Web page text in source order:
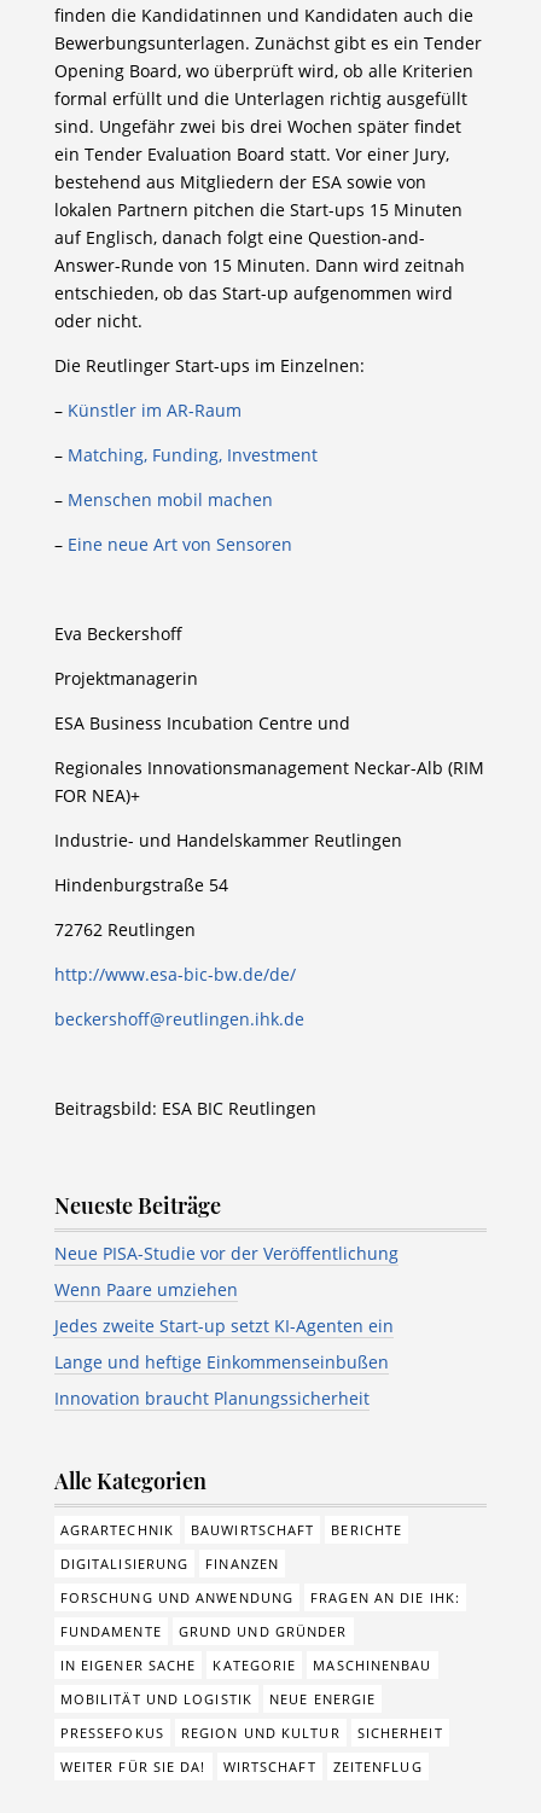
finden die Kandidatinnen und Kandidaten auch die
Bewerbungsunterlagen. Zunächst gibt es ein Tender
Opening Board, wo überprüft wird, ob alle Kriterien
formal erfüllt und die Unterlagen richtig ausgefüllt
sind. Ungefähr zwei bis drei Wochen später findet
ein Tender Evaluation Board statt. Vor einer Jury,
bestehend aus Mitgliedern der ESA sowie von
lokalen Partnern pitchen die Start-ups 15 Minuten
auf Englisch, danach folgt eine Question-and-
Answer-Runde von 15 Minuten. Dann wird zeitnah
entschieden, ob das Start-up aufgenommen wird
oder nicht.
Die Reutlinger Start-ups im Einzelnen:
– Künstler im AR-Raum
– Matching, Funding, Investment
– Menschen mobil machen
– Eine neue Art von Sensoren
Eva Beckershoff
Projektmanagerin
ESA Business Incubation Centre und
Regionales Innovationsmanagement Neckar-Alb (RIM
FOR NEA)+
Industrie- und Handelskammer Reutlingen
Hindenburgstraße 54
72762 Reutlingen
http://www.esa-bic-bw.de/de/
beckershoff@reutlingen.ihk.de
Beitragsbild: ESA BIC Reutlingen
Neueste Beiträge
Neue PISA-Studie vor der Veröffentlichung
Wenn Paare umziehen
Jedes zweite Start-up setzt KI-Agenten ein
Lange und heftige Einkommenseinbußen
Innovation braucht Planungssicherheit
Alle Kategorien
AGRARTECHNIK BAUWIRTSCHAFT
BERICHTE
DIGITALISIERUNG
FINANZEN
FORSCHUNG UND ANWENDUNG
FRAGEN AN DIE IHK:
FUNDAMENTE
GRUND UND GRÜNDER
IN EIGENER SACHE
KATEGORIE
MASCHINENBAU
MOBILITÄT UND LOGISTIK
NEUE ENERGIE
PRESSEFOKUS
REGION UND KULTUR
SICHERHEIT
WEITER FÜR SIE DA!
WIRTSCHAFT ZEITENFLUG